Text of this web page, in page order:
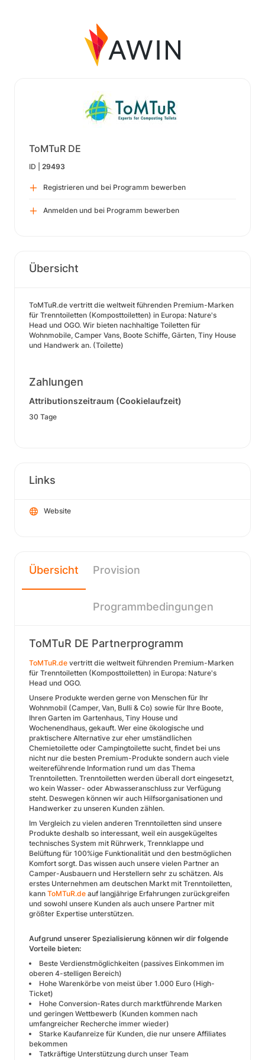
ToMTuR DE
ID | 29493
Registrieren und bei Programm bewerben
Anmelden und bei Programm bewerben
Übersicht
ToMTuR.de vertritt die weltweit führenden Premium-Marken
für Trenntoiletten (Komposttoiletten) in Europa: Nature's
Head und OGO. Wir bieten nachhaltige Toiletten für
Wohnmobile, Camper Vans, Boote Schiffe, Gärten, Tiny House
und Handwerk an. (Toilette)
Zahlungen
Attributionszeitraum (Cookielaufzeit)
30 Tage
Links
Website
Übersicht Provision
Programmbedingungen
ToMTuR DE Partnerprogramm
ToMTuR.de vertritt die weltweit führenden Premium-Marken
für Trenntoiletten (Komposttoiletten) in Europa: Nature's
Head und OGO.
Unsere Produkte werden gerne von Menschen für Ihr
Wohnmobil (Camper, Van, Bulli & Co) sowie für Ihre Boote,
Ihren Garten im Gartenhaus, Tiny House und
Wochenendhaus, gekauft. Wer eine ökologische und
praktischere Alternative zur eher umständlichen
Chemietoilette oder Campingtoilette sucht, findet bei uns
nicht nur die besten Premium-Produkte sondern auch viele
weitereführende Information rund um das Thema
Trenntoiletten. Trenntoiletten werden überall dort eingesetzt,
wo kein Wasser- oder Abwasseranschluss zur Verfügung
steht. Deswegen können wir auch Hilfsorganisationen und
Handwerker zu unseren Kunden zählen.
Im Vergleich zu vielen anderen Trenntoiletten sind unsere
Produkte deshalb so interessant, weil ein ausgekügeltes
technisches System mit Rührwerk, Trennklappe und
Belüftung für 100%ige Funktionalität und den bestmöglichen
Komfort sorgt. Das wissen auch unsere vielen Partner an
Camper-Ausbauern und Herstellern sehr zu schätzen. Als
erstes Unternehmen am deutschen Markt mit Trenntoiletten,
kann ToMTuR.de auf langjährige Erfahrungen zurückgreifen
und sowohl unsere Kunden als auch unsere Partner mit
größter Expertise unterstützen.
Aufgrund unserer Spezialisierung können wir dir folgende
Vorteile bieten:
Beste Verdienstmöglichkeiten (passives Einkommen im
oberen 4-stelligen Bereich)
Hohe Warenkörbe von meist über 1.000 Euro (High-
Ticket)
Hohe Conversion-Rates durch marktführende Marken
und geringen Wettbewerb (Kunden kommen nach
umfangreicher Recherche immer wieder)
Starke Kaufanreize für Kunden, die nur unsere Affiliates
bekommen
Tatkräftige Unterstützung durch unser Team